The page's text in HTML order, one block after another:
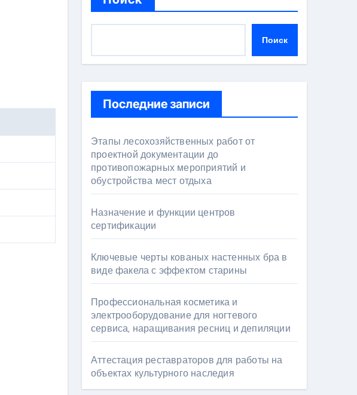
Поиск
Последние записи
Этапы лесохозяйственных работ от
проектной документации до
противопожарных мероприятий и
обустройства мест отдыха
Назначение и функции центров
сертификации
Ключевые черты кованых настенных бра в
виде факела с эффектом старины
Профессиональная косметика и
электрооборудование для ногтевого
сервиса, наращивания ресниц и депиляции
Аттестация реставраторов для работы на
объектах культурного наследия